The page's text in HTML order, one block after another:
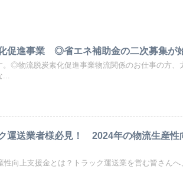
促進事業 ◎省エネ補助金の二次募集が始
。◎物流脱炭素化促進事業物流関係のお仕事の方、
...
運送業者様必見！ 2024年の物流生産性
性向上支援金とは？トラック運送業を営む皆さんへ